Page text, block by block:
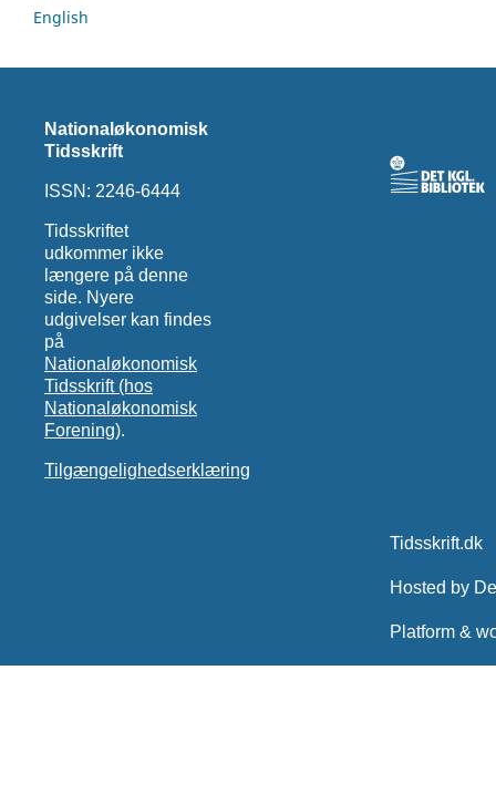
English
Nationaløkonomisk
Tidsskrift
ISSN: 2246-6444
Tidsskriftet
udkommer ikke
længere på denne
side. Nyere
udgivelser kan findes
på
Nationaløkonomisk
Tidsskrift (hos
Nationaløkonomisk
Forening).
Tilgængelighedserklæring